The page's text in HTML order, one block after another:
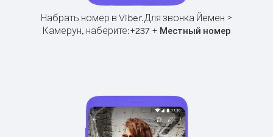
Набрать номер в Viber.Для звонка Йемен >
Камерун, наберите:+237+ Местный номер